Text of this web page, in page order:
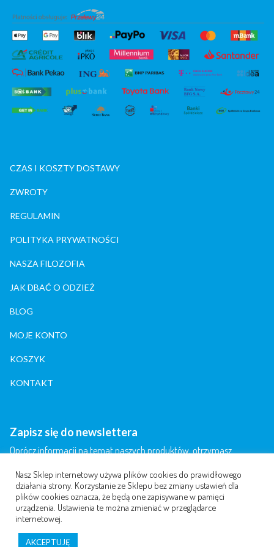
CZAS I KOSZTY DOSTAWY
ZWROTY
REGULAMIN
POLITYKA PRYWATNOŚCI
NASZA FILOZOFIA
JAK DBAĆ O ODZIEŻ
BLOG
MOJE KONTO
KOSZYK
KONTAKT
Zapisz się do newslettera
Oprócz informacji na temat naszych produktów, otrzymasz
partnerów.
Nasz Sklep internetowy używa plików cookies do prawidłowego
działania strony. Korzystanie ze Sklepu bez zmiany ustawień dla
plików cookies oznacza, że będą one zapisywane w pamięci
urządzenia. Ustawienia te można zmieniać w przeglądarce
internetowej.
AKCEPTUJĘ